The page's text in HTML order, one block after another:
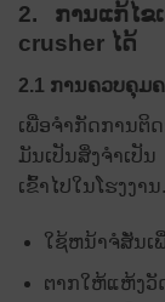
2. ການ​ແກ້​ໄຂ​
crusher ໄດ້​
2.1 ການຄວບຄຸມ
ເພື່ອຈໍາກັດການຕິ
ມັນເປັນສິ່ງຈໍາເປັນ
ເຂົ້າໄປໃນໂຮງງາ
ໃຊ້ຫນ້າຈໍສັ່ນເ
ຕາກໃຫ້ແຫ້ງ